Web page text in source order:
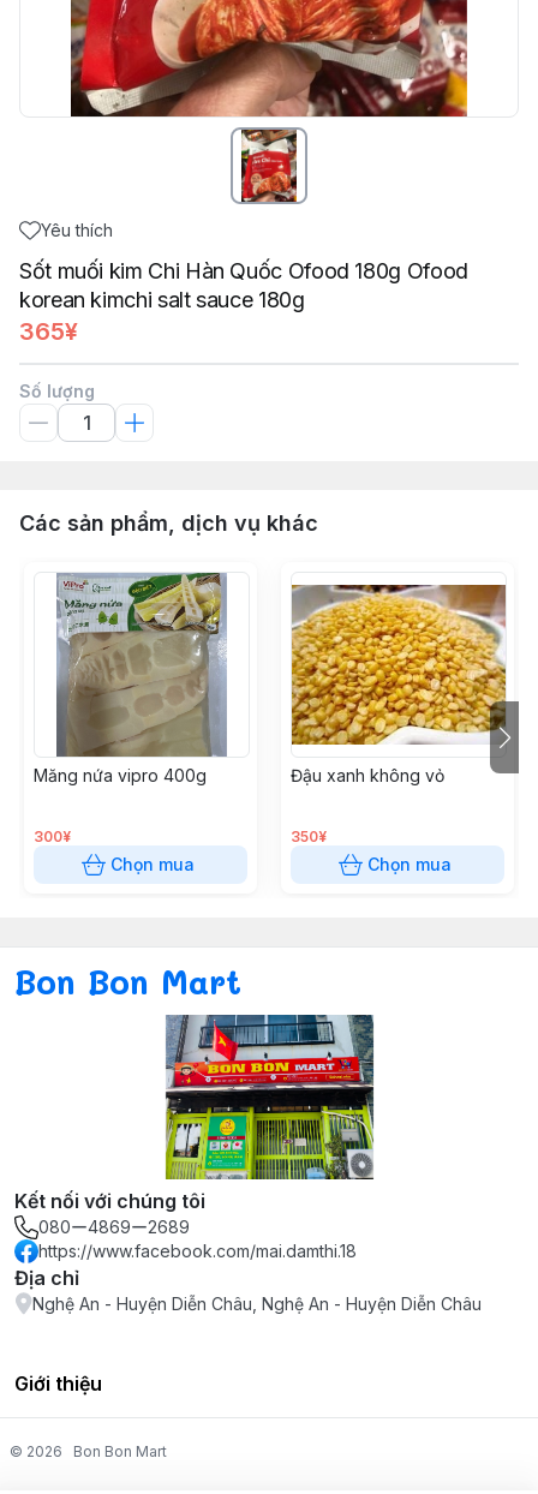
Yêu thích
Sốt muối kim Chi Hàn Quốc Ofood 180g Ofood
korean kimchi salt sauce 180g
365¥
Số lượng
Các sản phẩm, dịch vụ khác
Măng nứa vipro 400g
300¥
Chọn mua
Đậu xanh không vỏ
350¥
Chọn mua
Bon Bon Mart
Kết nối với chúng tôi
080ー4869ー2689
https://www.facebook.com/mai.damthi.18
Địa chỉ
Nghệ An - Huyện Diễn Châu, Nghệ An - Huyện Diễn Châu
Giới thiệu
© 2026 Bon Bon Mart